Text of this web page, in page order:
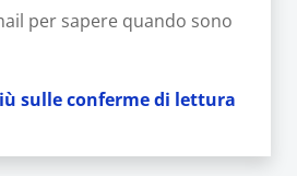
per sapere quando sono
sulle conferme di lettura